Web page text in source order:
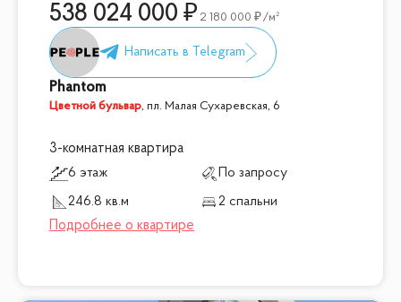
538 024 000 2 180 000 /м²
Phantom
Цветной бульвар,пл. Малая Сухаревская, 6
3-комнатная квартира
6 этаж
По запросу
246.8 кв.м
2 спальни